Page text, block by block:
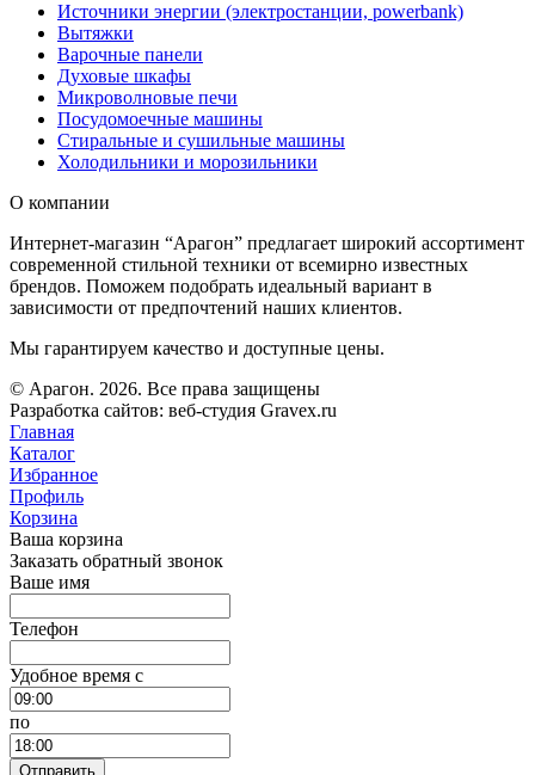
Источники энергии (электростанции, powerbank)
Вытяжки
Варочные панели
Духовые шкафы
Микроволновые печи
Посудомоечные машины
Стиральные и сушильные машины
Холодильники и морозильники
О компании
Интернет-магазин “Арагон” предлагает широкий ассортимент
современной стильной техники от всемирно известных
брендов. Поможем подобрать идеальный вариант в
зависимости от предпочтений наших клиентов.
Мы гарантируем качество и доступные цены.
© Арагон. 2026. Все права защищены
Разработка сайтов: веб-студия Gravex.ru
Главная
Каталог
Избранное
Профиль
Корзина
Ваша корзина
Заказать обратный звонок
Ваше имя
Телефон
Удобное время c
по
Отправить